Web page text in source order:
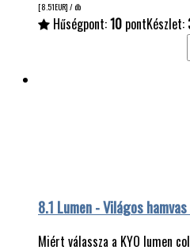
[8.51EUR] / db
Hűségpont:10 pontKészlet:
8.1 Lumen - Világos
Miért válassza a KYO lumen